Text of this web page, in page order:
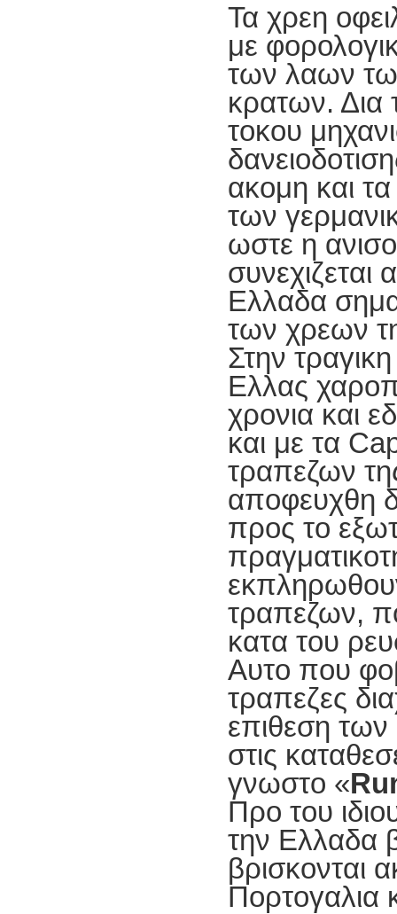
Τα χρεη
με
των λαων
κρατων. Δια
τοκου
ακομη και
των
ωστε η
συνεχιζεται
Ελλαδα
των χρεων
Στην
Ελλας
χρονια και
και με τα
τραπεζων
αποφευχθη
προς το
τραπεζων,
κατα του
Αυτο που
τραπεζες
επιθεση
στις
γνωστο «
Προ του
την Ελλαδα
βρισκονται
Πορτογαλια